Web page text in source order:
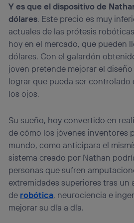
Y es que el dispositivo de
dólares. Este precio es muy
actuales de las prótesis
hoy en el mercado, que pueden
dólares. Con el galardón
joven pretende mejorar el
lograr que pueda ser
los ojos.
Su sueño, hoy convertido en
de cómo los jóvenes inventores
mundo, como anticipara el
sistema creado por Nathan
personas que sufren
extremidades superiores tras un
de robótica, neurociencia e
mejorar su día a día.